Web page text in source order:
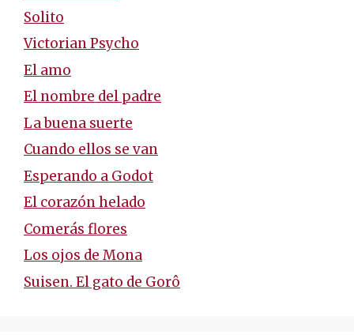
Solito
Victorian Psycho
El amo
El nombre del padre
La buena suerte
Cuando ellos se van
Esperando a Godot
El corazón helado
Comerás flores
Los ojos de Mona
Suisen. El gato de Gorô